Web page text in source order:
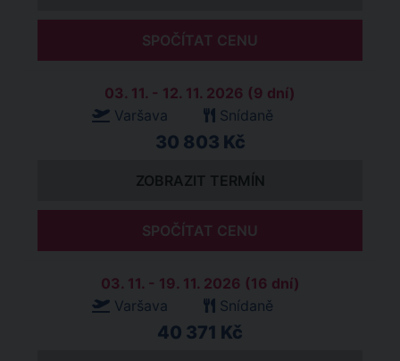
SPOČÍTAT CENU
03. 11. - 12. 11. 2026 (9 dní)
Varšava
Snídaně
30 803 Kč
ZOBRAZIT TERMÍN
SPOČÍTAT CENU
03. 11. - 19. 11. 2026 (16 dní)
Varšava
Snídaně
40 371 Kč